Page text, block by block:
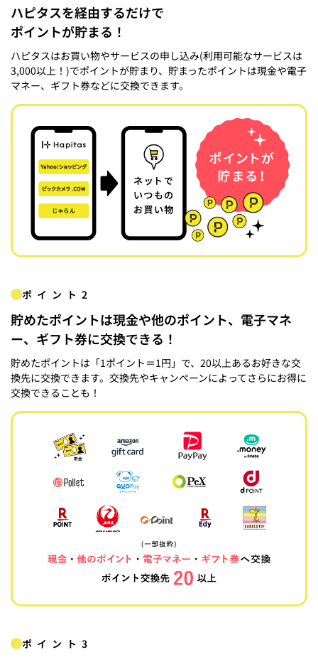
ハピタスを経由するだけで
ポイントが貯まる！
ハピタスはお買い物やサービスの申し込み(利用可能なサービスは
3,000以上！)でポイントが貯まり、貯まったポイントは現金や電子
マネー、ギフト券などに交換できます。
ポイント2
貯めたポイントは現金や他のポイント、電子マネ
ー、ギフト券に交換できる！
貯めたポイントは「1ポイント＝1円」で、20以上あるお好きな交
換先に交換できます。交換先やキャンペーンによってさらにお得に
交換できることも！
ポイント3